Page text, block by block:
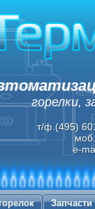
горелки,
т/ф.(495)
e-